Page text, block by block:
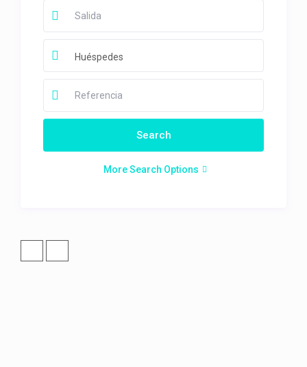
Huéspedes
More Search Options